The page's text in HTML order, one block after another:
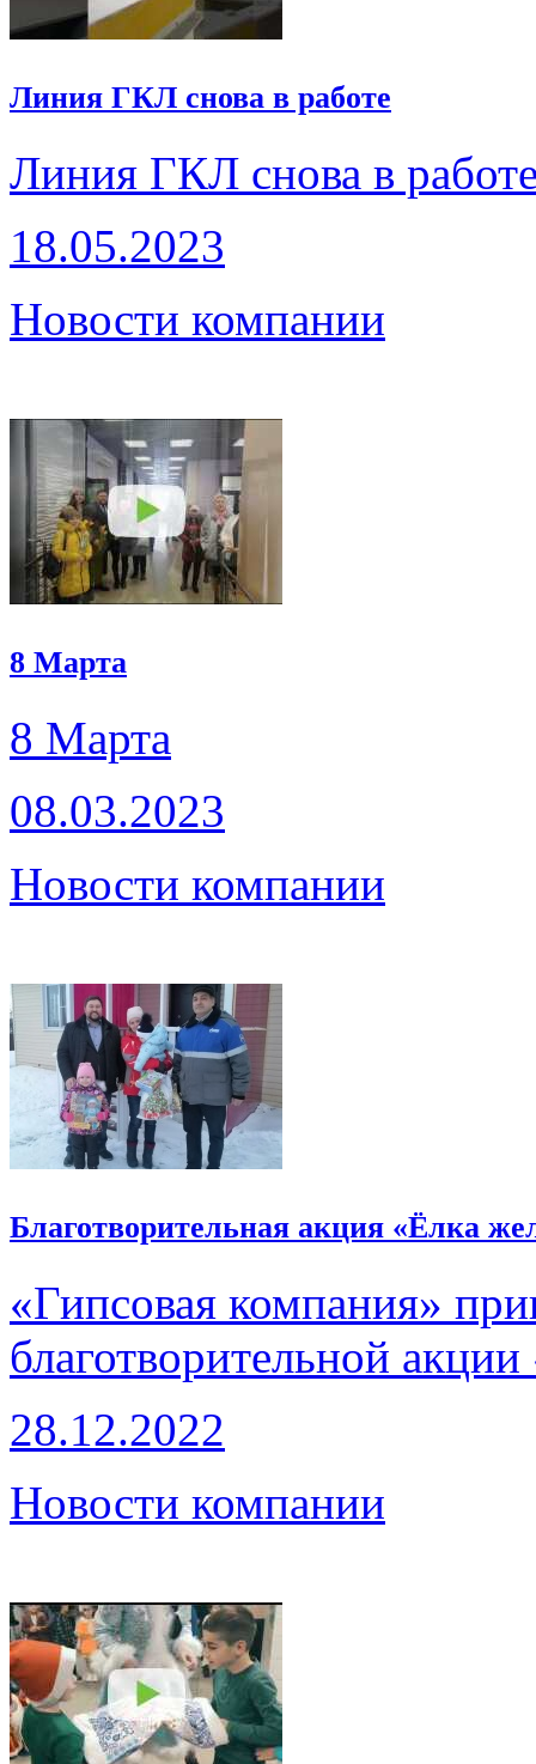
Линия ГКЛ снова в работе
Линия ГКЛ снова в
18.05.2023
Новости компании
8 Марта
8 Марта
08.03.2023
Новости компании
Благотворительная акция «Ёлка
«Гипсовая компания»
благотворительной
28.12.2022
Новости компании